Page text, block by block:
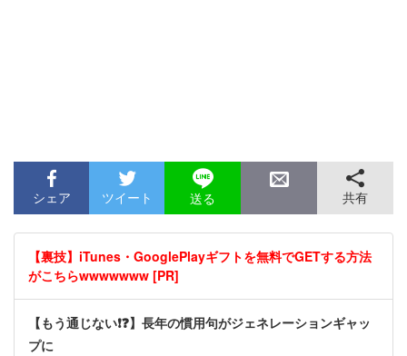
シェア ツイート 送る 共有
【裏技】iTunes・GooglePlayギフトを無料でGETする方法
がこちらwwwwwww [PR]
【もう通じない❗❓】長年の慣用句がジェネレーションギャッ
プに